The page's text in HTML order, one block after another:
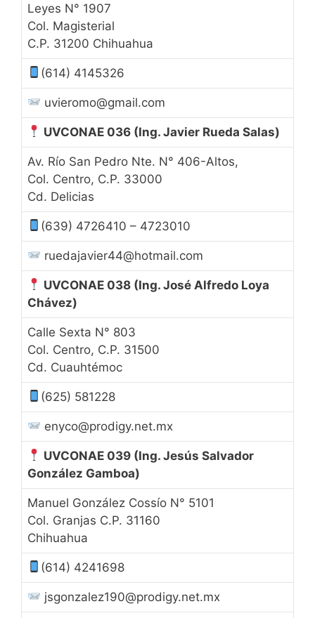
Leyes N° 1907
Col. Magisterial
C.P. 31200 Chihuahua
(614) 4145326
uvieromo@gmail.com
UVCONAE 036 (Ing. Javier Rueda Salas)
Av. Río San Pedro Nte. N° 406-Altos,
Col. Centro, C.P. 33000
Cd. Delicias
(639) 4726410 – 4723010
ruedajavier44@hotmail.com
UVCONAE 038 (Ing. José Alfredo Loya
Chávez)
Calle Sexta N° 803
Col. Centro, C.P. 31500
Cd. Cuauhtémoc
(625) 581228
enyco@prodigy.net.mx
UVCONAE 039 (Ing. Jesús Salvador
González Gamboa)
Manuel González Cossío N° 5101
Col. Granjas C.P. 31160
Chihuahua
(614) 4241698
jsgonzalez190@prodigy.net.mx